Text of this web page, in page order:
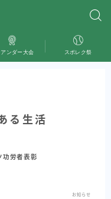
アンダー大会 スポレク祭
る生活
功労者表彰
お知らせ